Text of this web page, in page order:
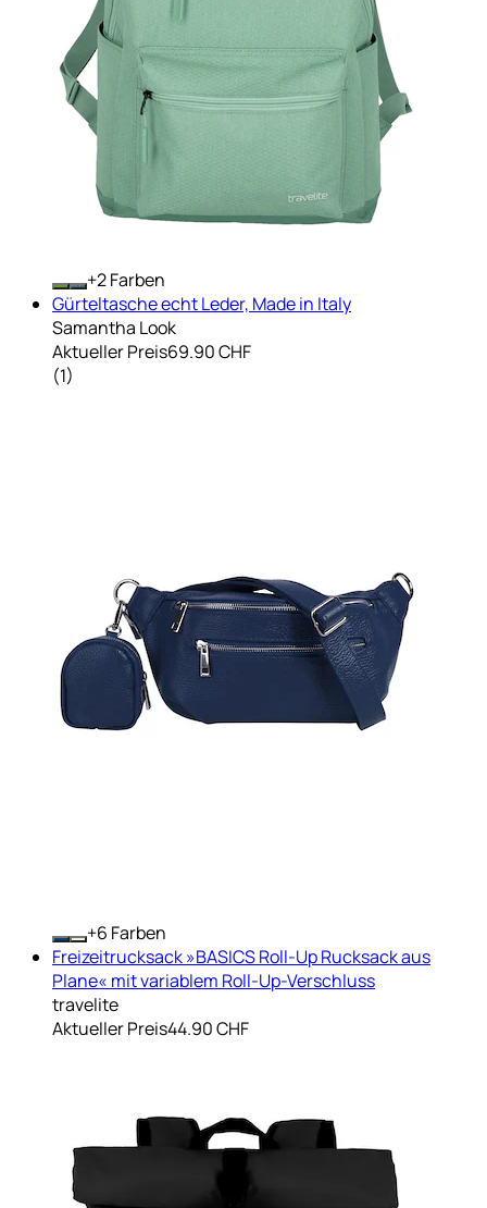
+ Farben
Gürteltasche echt Leder, Made in Italy
Samantha Look
Aktueller Preis69.90 CHF
(1)
+
Farben
Freizeitrucksack »BASICS Roll-Up Rucksack aus
Plane« mit variablem Roll-Up-Verschluss
travelite
Aktueller Preis44.90 CHF